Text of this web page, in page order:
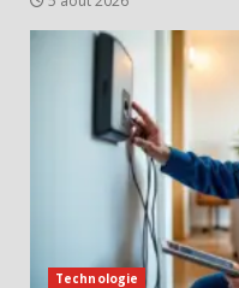
Technologie